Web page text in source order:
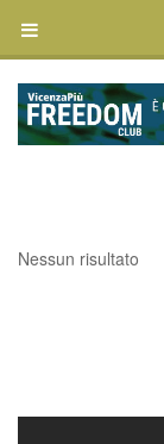
Nessun risultato